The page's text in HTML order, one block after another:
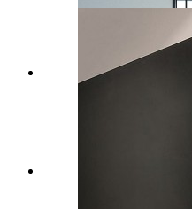
Zgjidhje të
Zgjidhjet e
Zgjidhje të